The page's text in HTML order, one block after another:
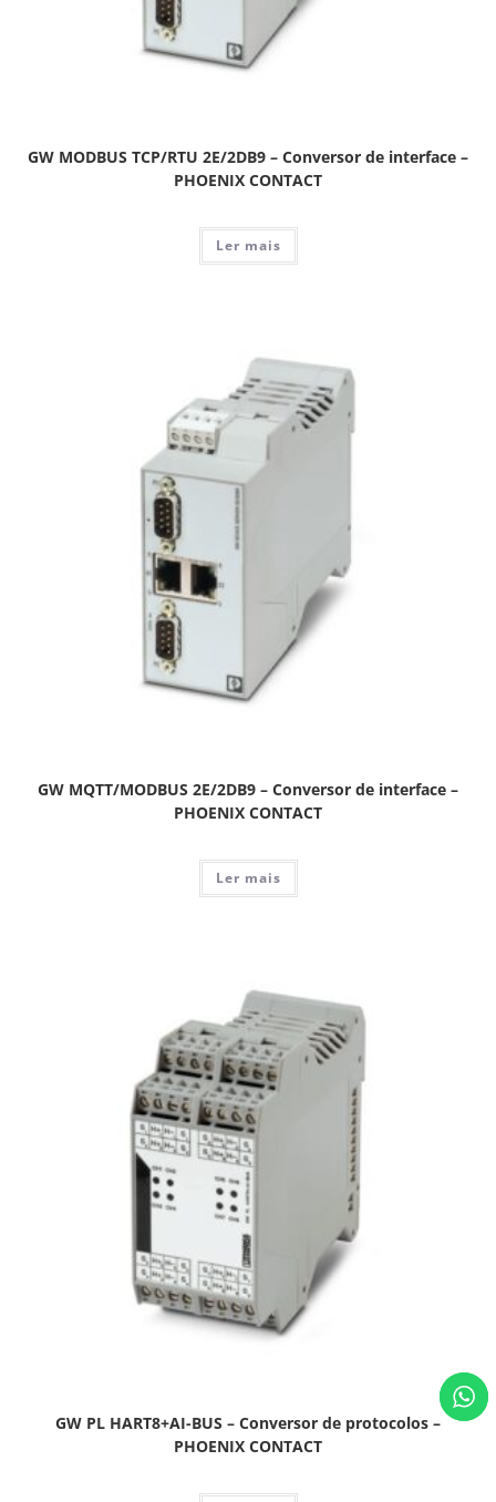
GW MODBUS TCP/RTU 2E/2DB9 – Conversor de interface –
PHOENIX CONTACT
Ler mais
GW MQTT/MODBUS 2E/2DB9 – Conversor de interface –
PHOENIX CONTACT
Ler mais
GW PL HART8+AI-BUS – Conversor de protocolos –
PHOENIX CONTACT